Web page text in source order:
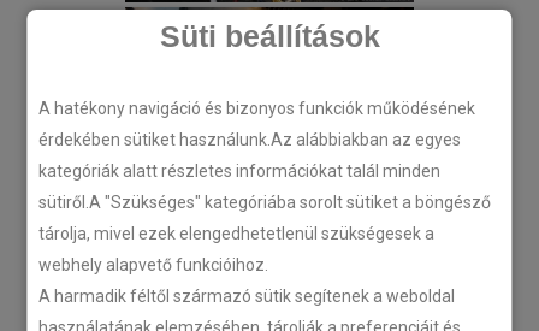
Süti beállítások
A hatékony navigáció és bizonyos funkciók működésének
érdekében sütiket használunk.Az alábbiakban az egyes
kategóriák alatt részletes információkat talál minden
sütiről.A "Szükséges" kategóriába sorolt sütiket a böngésző
tárolja, mivel ezek elengedhetetlenül szükségesek a
webhely alapvető funkcióihoz.
A harmadik féltől származó sütik segítenek a weboldal